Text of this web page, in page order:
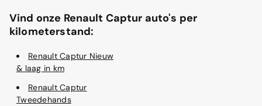
Vind onze Renault Captur auto's per
kilometerstand:
Renault Captur Nieuw
& laag in km
Renault Captur
Tweedehands